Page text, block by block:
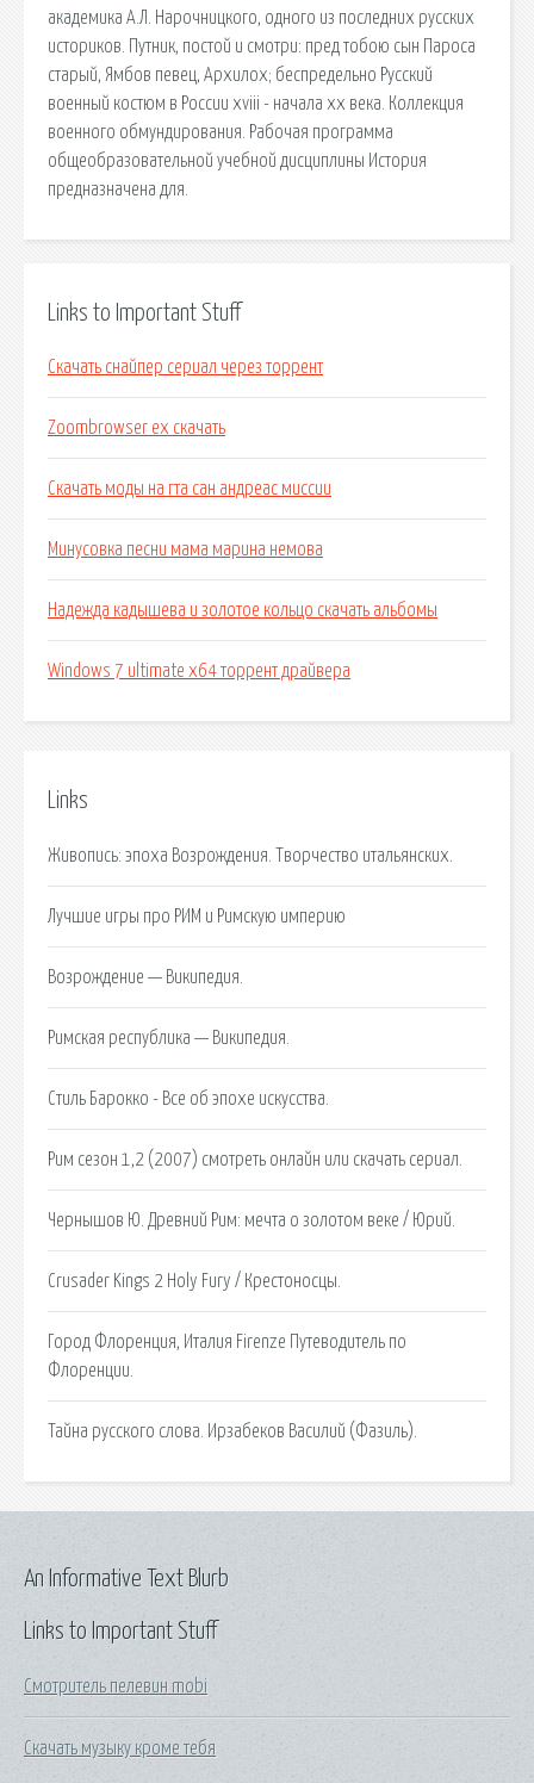
академика А.Л. Нарочницкого, одного из последних русских
историков. Путник, постой и смотри: пред тобою сын Пароса
старый, Ямбов певец, Архилох; беспредельно Русский
военный костюм в России xviii - начала xx века. Коллекция
военного обмундирования. Рабочая программа
общеобразовательной учебной дисциплины История
предназначена для.
Links to Important Stuff
Скачать снайпер сериал через торрент
Zoombrowser ex скачать
Скачать моды на гта сан андреас миссии
Минусовка песни мама марина немова
Надежда кадышева и золотое кольцо скачать альбомы
Windows 7 ultimate x64 торрент драйвера
Links
Живопись: эпоха Возрождения. Творчество итальянских.
Лучшие игры про РИМ и Римскую империю
Возрождение — Википедия.
Римская республика — Википедия.
Стиль Барокко - Все об эпохе искусства.
Рим сезон 1,2 (2007) смотреть онлайн или скачать сериал.
Чернышов Ю. Древний Рим: мечта о золотом веке / Юрий.
Crusader Kings 2 Holy Fury / Крестоносцы.
Город Флоренция, Италия Firenze Путеводитель по
Флоренции.
Тайна русского слова. Ирзабеков Василий (Фазиль).
Links to Important Stuff
Смотритель пелевин mobi
Скачать музыку кроме тебя
An Informative Text Blurb